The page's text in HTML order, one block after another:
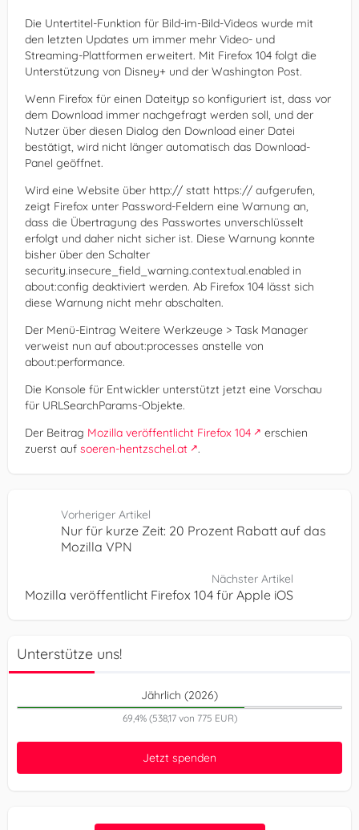
Die Untertitel-Funktion für Bild-im-Bild-Videos wurde mit
den letzten Updates um immer mehr Video- und
Streaming-Plattformen erweitert. Mit Firefox 104 folgt die
Unterstützung von Disney+ und der Washington Post.
Wenn Firefox für einen Dateityp so konfiguriert ist, dass vor
dem Download immer nachgefragt werden soll, und der
Nutzer über diesen Dialog den Download einer Datei
bestätigt, wird nicht länger automatisch das Download-
Panel geöffnet.
Wird eine Website über http:// statt https:// aufgerufen,
zeigt Firefox unter Password-Feldern eine Warnung an,
dass die Übertragung des Passwortes unverschlüsselt
erfolgt und daher nicht sicher ist. Diese Warnung konnte
bisher über den Schalter
security.insecure_field_warning.contextual.enabled in
about:config deaktiviert werden. Ab Firefox 104 lässt sich
diese Warnung nicht mehr abschalten.
Der Menü-Eintrag Weitere Werkzeuge > Task Manager
verweist nun auf about:processes anstelle von
about:performance.
Die Konsole für Entwickler unterstützt jetzt eine Vorschau
für URLSearchParams-Objekte.
Der Beitrag Mozilla veröffentlicht Firefox 104
erschien
zuerst auf soeren-hentzschel.at .
Vorheriger Artikel
Nur für kurze Zeit: 20 Prozent Rabatt auf das
Mozilla VPN
Nächster Artikel
Mozilla veröffentlicht Firefox 104 für Apple iOS
Unterstütze uns!
Jährlich (2026)
69,4% (538,17 von 775 EUR)
Jetzt spenden